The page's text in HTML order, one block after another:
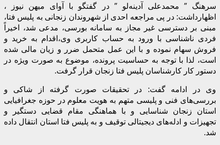
سرهنگ ” محمدعلی آدینه‌لو ” در گفتگو با آوای میهن نیوز ،
اظهارداشت: در پی مراجعه احدی از شهروندان زنجانی به پلیس فتا،
مبنی بر دسترسی غیر مجاز به سامانه بورسی، مدعی شد، اخیراً
فردی ناشناسی با ورود به حساب کاربری وی،اقدام به خرید و
فروش سهام نموده و با این عمل متحمل ضرر و زیان مالی شده
است، لذا با توجه به حساسیت پرونده، موضوع به صورت ویژه در
دستور کار کارشناسان پلیس فتا زنجان قرار گرفت.
وی در ادامه گفت: در تحقیقات صورت گرفته از شاکی و
بررسی‌های فنی و پلیسی متهم به هویت معلوم در حوزه جغرافیایی
استان زنجان شناسایی و با هماهنگی مقام قضایی دستگیر و
تجهیزات و ادله‌های دیجیتالی توقیف و به پلیس فتا استان انتقال داده
شد.